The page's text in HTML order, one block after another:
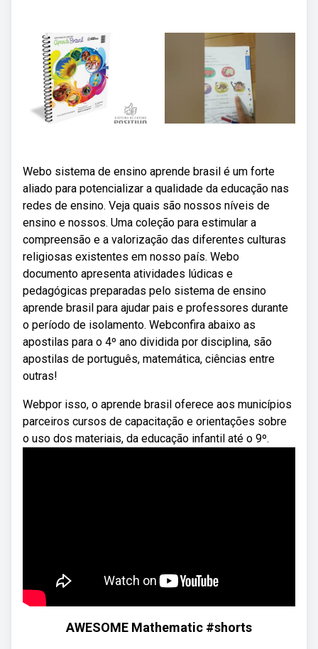
Webo sistema de ensino aprende brasil é um forte
aliado para potencializar a qualidade da educação nas
redes de ensino. Veja quais são nossos níveis de
ensino e nossos. Uma coleção para estimular a
compreensão e a valorização das diferentes culturas
religiosas existentes em nosso país. Webo
documento apresenta atividades lúdicas e
pedagógicas preparadas pelo sistema de ensino
aprende brasil para ajudar pais e professores durante
o período de isolamento. Webconfira abaixo as
apostilas para o 4º ano dividida por disciplina, são
apostilas de português, matemática, ciências entre
outras!
Webpor isso, o aprende brasil oferece aos municípios
parceiros cursos de capacitação e orientações sobre
o uso dos materiais, da educação infantil até o 9º.
AWESOME Mathematic #shorts